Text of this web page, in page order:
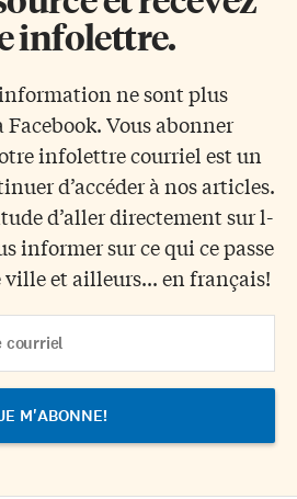
infolettre.
ne sont plus
Facebook. Vous abonner
infolettre courriel est un
d’accéder à nos articles.
d’aller directement sur l-
informer sur ce qui ce passe
et ailleurs... en français!